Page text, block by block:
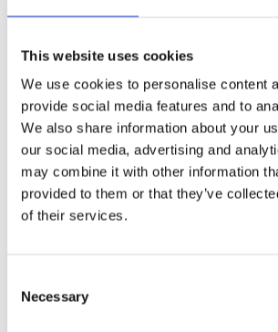
This website uses cookies
We use cookies to personalise content
provide social media features and to
We also share information about your
our social media, advertising and
may combine it with other information
provided to them or that they’ve
of their services.
Necessary
F
e
o
o
Omdömen
Du